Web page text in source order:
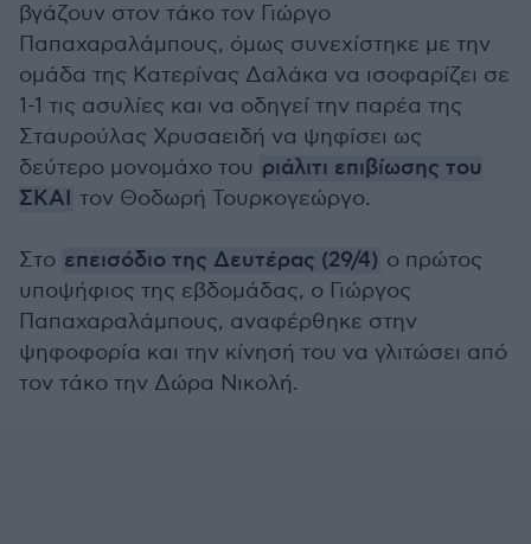
βγάζουν στον τάκο τον Γιώργο
Παπαχαραλάμπους, όμως συνεχίστηκε με την
ομάδα της Κατερίνας Δαλάκα να ισοφαρίζει σε
1-1 τις ασυλίες και να οδηγεί την παρέα της
Σταυρούλας Χρυσαειδή να ψηφίσει ως
δεύτερο μονομάχο του ριάλιτι επιβίωσης του
ΣΚΑΙ τον Θοδωρή Τουρκογεώργο.
Στο επεισόδιο της Δευτέρας (29/4) ο πρώτος
υποψήφιος της εβδομάδας, ο Γιώργος
Παπαχαραλάμπους, αναφέρθηκε στην
ψηφοφορία και την κίνησή του να γλιτώσει από
τον τάκο την Δώρα Νικολή.